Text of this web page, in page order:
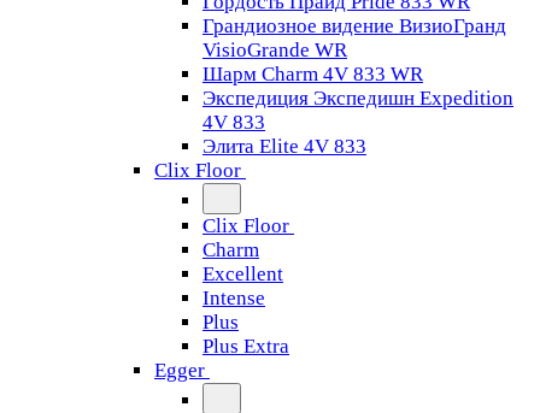
Грандиозное видение ВизиоГранд
VisioGrande WR
Шарм Charm 4V 833 WR
Экспедиция Экспедишн Expedition
4V 833
Элита Elite 4V 833
Clix Floor
Clix Floor
Charm
Excellent
Intense
Plus
Plus Extra
Egger